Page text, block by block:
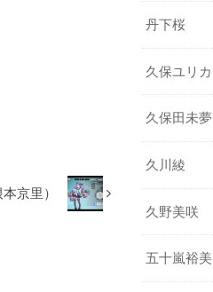
京里）
丹下桜
久保ユリカ
久保田未夢
久川綾
久野美咲
五十嵐裕美